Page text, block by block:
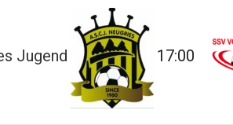
Jugend 17:00